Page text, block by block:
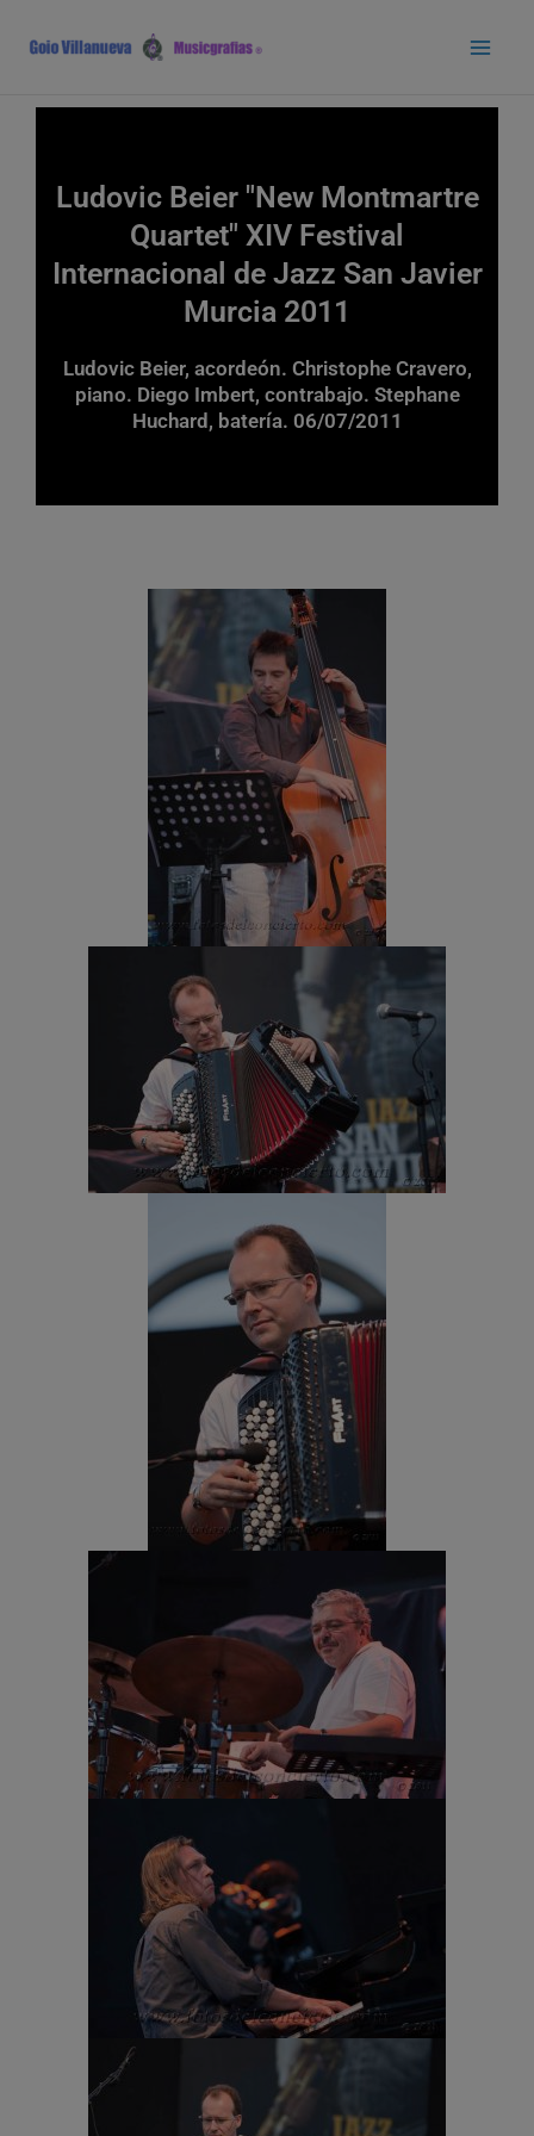
contenido
Ludovic Beier "New Montmartre
Quartet" XIV Festival
Internacional de Jazz San Javier
Murcia 2011
Ludovic Beier, acordeón. Christophe Cravero,
piano. Diego Imbert, contrabajo. Stephane
Huchard, batería. 06/07/2011